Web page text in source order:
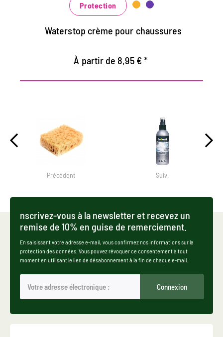
bleu, vert et rouge
Protection
Waterstop crème pour chaussures
À partir de 8,95 € *
Précédent Suiv.
nscrivez-vous à la newsletter et recevez un
remise de 10% en guise de remerciement.
En saisissant votre adresse e-mail, vous confirmez nos informations sur la
protection des données. Vous pouvez révoquer ce consentement à tout
moment en utilisant le lien de désabonnement à la fin de chaque e-mail.
Connexion